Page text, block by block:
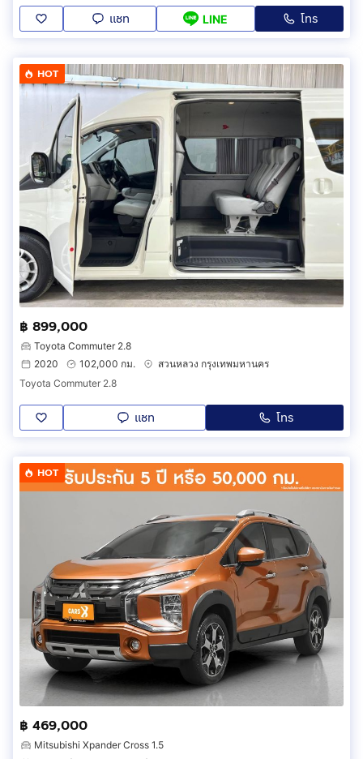
แชท LINE โทร
HOT
฿ 899,000
Toyota Commuter 2.8
2020
102,000 กม.
สวนหลวง กรุงเทพมหานคร
Toyota Commuter 2.8
แชท โทร
HOT
฿ 469,000
Mitsubishi Xpander Cross 1.5